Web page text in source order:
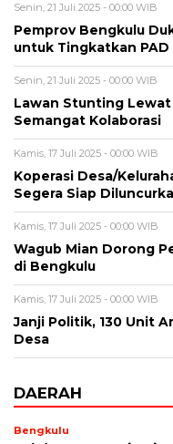
Senin, 21 Juli 2025 - 00:00 WIB
Pemprov Bengkulu
untuk Tingkatkan PAD
Senin, 21 Juli 2025 - 00:00 WIB
Lawan Stunting Lewat
Semangat Kolaborasi
Kamis, 17 Juli 2025 - 00:00 WIB
Koperasi Desa/
Segera Siap
Kamis, 17 Juli 2025 - 00:00 WIB
Wagub Mian Dorong
di Bengkulu
Kamis, 17 Juli 2025 - 00:00 WIB
Janji Politik, 130 Unit
Desa
DAERAH
Bengkulu